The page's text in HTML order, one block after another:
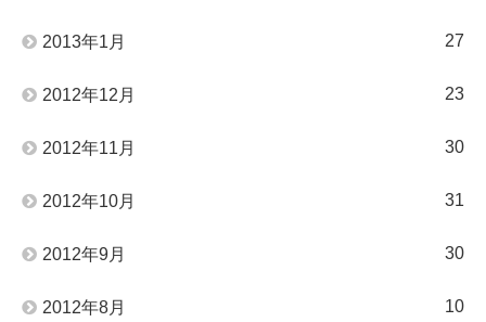
2013年1月 27
2012年12月 23
2012年11月 30
2012年10月 31
2012年9月 30
2012年8月 10